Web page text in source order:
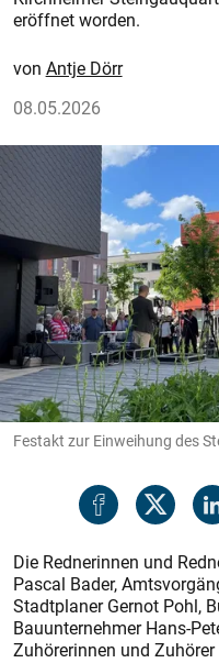
eröffnet worden.
Antje Dörr
08.05.2026
Festakt zur Einweihung des
Die Rednerinnen und
Pascal Bader,
Stadtplaner Gernot Pohl,
Bauunternehmer Hans-
Zuhörerinnen und